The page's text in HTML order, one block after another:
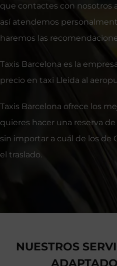
que contactes con nosotros
así atendemos
haremos las
Taxis Barcelona es la
precio en taxi Lleida al
Taxis Barcelona ofrece los
quieres hacer una reserva
sin importar a cuál de los de
el traslado.
NUESTROS